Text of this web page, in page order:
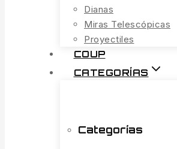
Dianas
Miras Telescópicas
Proyectiles
COUP
CATEGORÍAS
Categorías